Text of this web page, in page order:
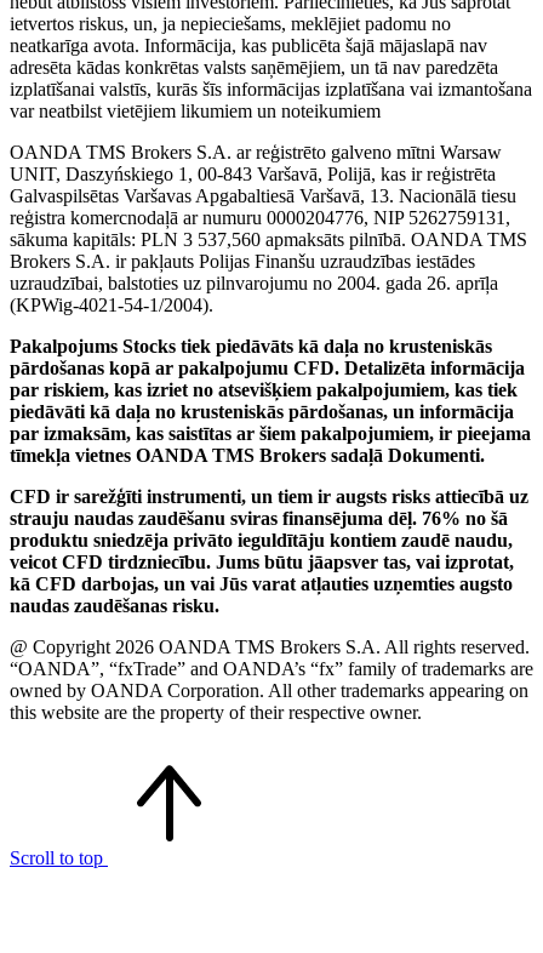
ietvertos riskus, un, ja nepieciešams, meklējiet padomu no
neatkarīga avota. Informācija, kas publicēta šajā mājaslapā nav
adresēta kādas konkrētas valsts saņēmējiem, un tā nav paredzēta
izplatīšanai valstīs, kurās šīs informācijas izplatīšana vai izmantošana
var neatbilst vietējiem likumiem un noteikumiem
OANDA TMS Brokers S.A. ar reģistrēto galveno mītni Warsaw
UNIT, Daszyńskiego 1, 00-843 Varšavā, Polijā, kas ir reģistrēta
Galvaspilsētas Varšavas Apgabaltiesā Varšavā, 13. Nacionālā tiesu
reģistra komercnodaļā ar numuru 0000204776, NIP 5262759131,
sākuma kapitāls: PLN 3 537,560 apmaksāts pilnībā. OANDA TMS
Brokers S.A. ir pakļauts Polijas Finanšu uzraudzības iestādes
uzraudzībai, balstoties uz pilnvarojumu no 2004. gada 26. aprīļa
(KPWig-4021-54-1/2004).
Pakalpojums Stocks tiek piedāvāts kā daļa no krusteniskās
pārdošanas kopā ar pakalpojumu CFD. Detalizēta informācija
par riskiem, kas izriet no atsevišķiem pakalpojumiem, kas tiek
piedāvāti kā daļa no krusteniskās pārdošanas, un informācija
par izmaksām, kas saistītas ar šiem pakalpojumiem, ir pieejama
tīmekļa vietnes OANDA TMS Brokers sadaļā Dokumenti.
CFD ir sarežģīti instrumenti, un tiem ir augsts risks attiecībā uz
strauju naudas zaudēšanu sviras finansējuma dēļ. 76% no šā
produktu sniedzēja privāto ieguldītāju kontiem zaudē naudu,
veicot CFD tirdzniecību. Jums būtu jāapsver tas, vai izprotat,
kā CFD darbojas, un vai Jūs varat atļauties uzņemties augsto
naudas zaudēšanas risku.
@ Copyright 2026 OANDA TMS Brokers S.A. All rights reserved.
“OANDA”, “fxTrade” and OANDA’s “fx” family of trademarks are
owned by OANDA Corporation. All other trademarks appearing on
this website are the property of their respective owner.
Scroll to top